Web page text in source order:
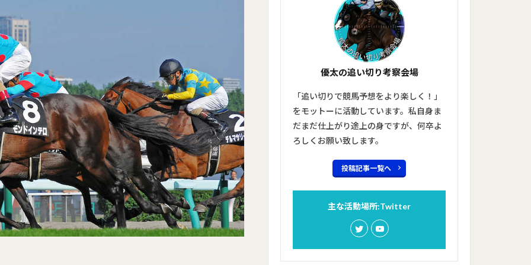
優太の追い切り考察会場
「追い切りで競馬予想をより楽しく！」
をモットーに活動しています。私自身ま
だまだ仕上がり途上の身ですが、何卒よ
ろしくお願い致します。
投稿記事一覧へ
主な活動場所:Twitter